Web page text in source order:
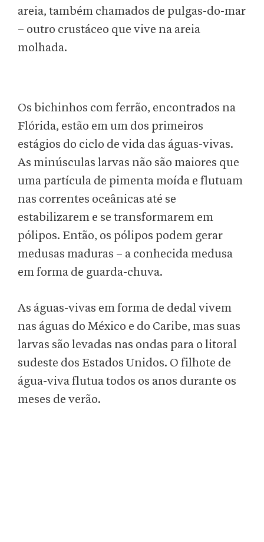
areia, também chamados de pulgas-do-mar
– outro crustáceo que vive na areia
molhada.
Os bichinhos com ferrão, encontrados na
Flórida, estão em um dos primeiros
estágios do ciclo de vida das águas-vivas.
As minúsculas larvas não são maiores que
uma partícula de pimenta moída e flutuam
nas correntes oceânicas até se
estabilizarem e se transformarem em
pólipos. Então, os pólipos podem gerar
medusas maduras – a conhecida medusa
em forma de guarda-chuva.
As águas-vivas em forma de dedal vivem
nas águas do México e do Caribe, mas suas
larvas são levadas nas ondas para o litoral
sudeste dos Estados Unidos. O filhote de
água-viva flutua todos os anos durante os
meses de verão.